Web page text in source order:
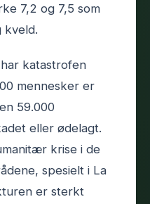
7,2 og 7,5 som
kveld.
katastrofen
mennesker er
59.000
eller ødelagt.
krise i de
spesielt i La
er sterkt